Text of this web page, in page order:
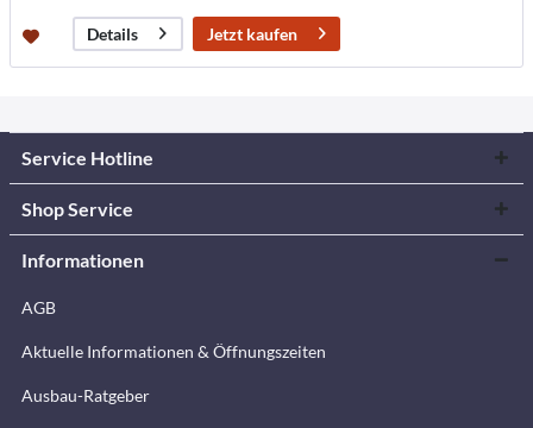
Details Jetzt kaufen
Service Hotline
Shop Service
Informationen
AGB
Aktuelle Informationen & Öffnungszeiten
Ausbau-Ratgeber